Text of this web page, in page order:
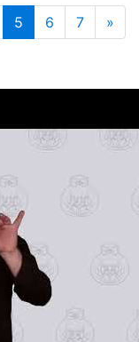
5 6 7 »